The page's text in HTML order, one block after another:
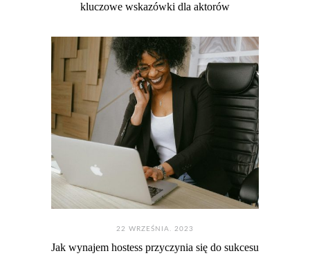
kluczowe wskazówki dla aktorów
22 WRZEŚNIA. 2023
Jak wynajem hostess przyczynia się do sukcesu